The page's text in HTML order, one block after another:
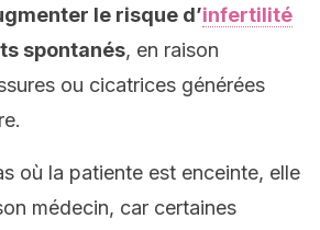
le risque d’infertilité
spontanés, en raison
ou cicatrices générées
où la patiente est enceinte, elle
médecin, car certaines